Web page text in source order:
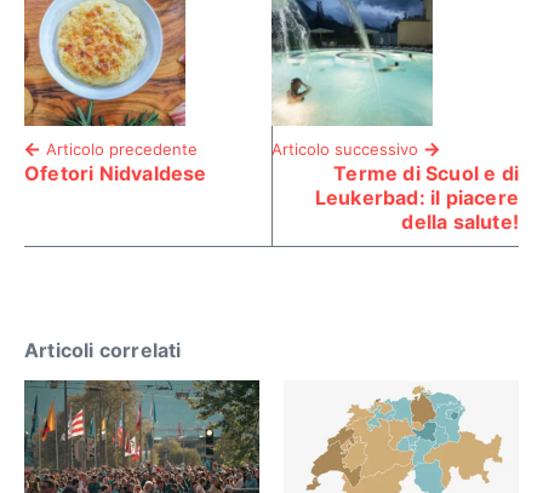
Articolo precedente
Ofetori Nidvaldese
Articolo successivo
Terme di Scuol e di
Leukerbad: il piacere
della salute!
Articoli correlati